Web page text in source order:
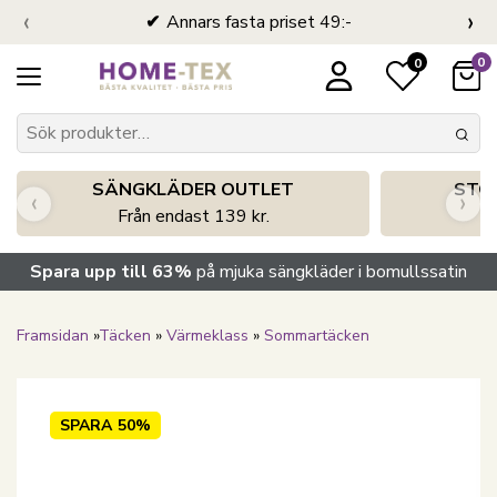
Annars fasta priset 49:-
‹ ›
0 0
SÄNGKLÄDER OUTLET
Från endast 139 kr.
‹ ›
Spara upp till 63% på mjuka sängkläder i bomullssatin
Framsidan »Täcken » Värmeklass » Sommartäcken
SPARA 50%